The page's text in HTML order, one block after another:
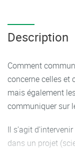
Description
Comment
concerne celles et
mais également
communiquer sur
Il s'agit
dans un projet